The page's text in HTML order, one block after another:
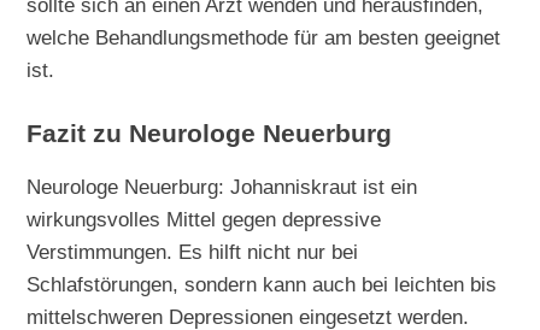
welche Behandlungsmethode für am besten geeignet
ist.
Fazit zu Neurologe Neuerburg
Neurologe Neuerburg: Johanniskraut ist ein
wirkungsvolles Mittel gegen depressive
Verstimmungen. Es hilft nicht nur bei
Schlafstörungen, sondern kann auch bei leichten bis
mittelschweren Depressionen eingesetzt werden.